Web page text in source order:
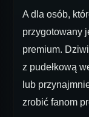
A dla osób,
przygotowany
premium.
z pudełkową
lub
zrobić fanom